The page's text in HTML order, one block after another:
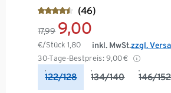
(46)
17,99 9,00
€/Stück1,80
30-Tage-Bestpreis: 9,00€
inkl. MwSt.zzgl.
122/128 134/140 146/152